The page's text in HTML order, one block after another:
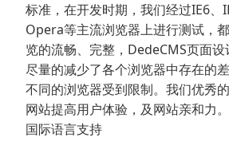
标准，在开发时期，我们经过IE6、
Opera等主流浏览器上进行测试，
览的流畅、完整，DedeCMS页面
尽量的减少了各个浏览器中存在的
不同的浏览器受到限制。我们优秀
网站提高用户体验，及网站亲和力。
国际语言支持